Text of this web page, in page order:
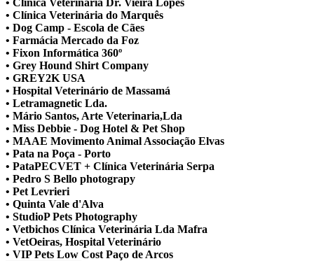
• Clínica Veterinária do Marquês
• Dog Camp - Escola de Cães
• Farmácia Mercado da Foz
• Fixon Informática 360º
• Grey Hound Shirt Company
• GREY2K USA
• Hospital Veterinário de Massamá
• Letramagnetic Lda.
• Mário Santos, Arte Veterinaria,Lda
• Miss Debbie - Dog Hotel & Pet Shop
• MAAE Movimento Animal Associação Elvas
• Pata na Poça - Porto
• PataPECVET + Clínica Veterinária Serpa
• Pedro S Bello photograpy
• Pet Levrieri
• Quinta Vale d'Alva
• StudioP Pets Photography
• Vetbichos Clínica Veterinária Lda Mafra
• VetOeiras, Hospital Veterinário
• VIP Pets Low Cost Paço de Arcos